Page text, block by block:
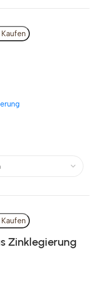
Zinklegierung